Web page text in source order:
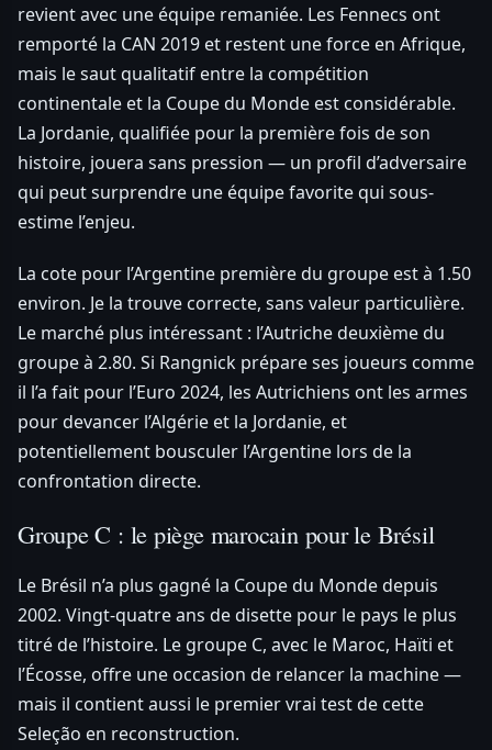
revient avec une équipe remaniée. Les Fennecs ont
remporté la CAN 2019 et restent une force en Afrique,
mais le saut qualitatif entre la compétition
continentale et la Coupe du Monde est considérable.
La Jordanie, qualifiée pour la première fois de son
histoire, jouera sans pression — un profil d’adversaire
qui peut surprendre une équipe favorite qui sous-
estime l’enjeu.
La cote pour l’Argentine première du groupe est à 1.50
environ. Je la trouve correcte, sans valeur particulière.
Le marché plus intéressant : l’Autriche deuxième du
groupe à 2.80. Si Rangnick prépare ses joueurs comme
il l’a fait pour l’Euro 2024, les Autrichiens ont les armes
pour devancer l’Algérie et la Jordanie, et
potentiellement bousculer l’Argentine lors de la
confrontation directe.
Groupe C : le piège marocain pour le Brésil
Le Brésil n’a plus gagné la Coupe du Monde depuis
2002. Vingt-quatre ans de disette pour le pays le plus
titré de l’histoire. Le groupe C, avec le Maroc, Haïti et
l’Écosse, offre une occasion de relancer la machine —
mais il contient aussi le premier vrai test de cette
Seleção en reconstruction.